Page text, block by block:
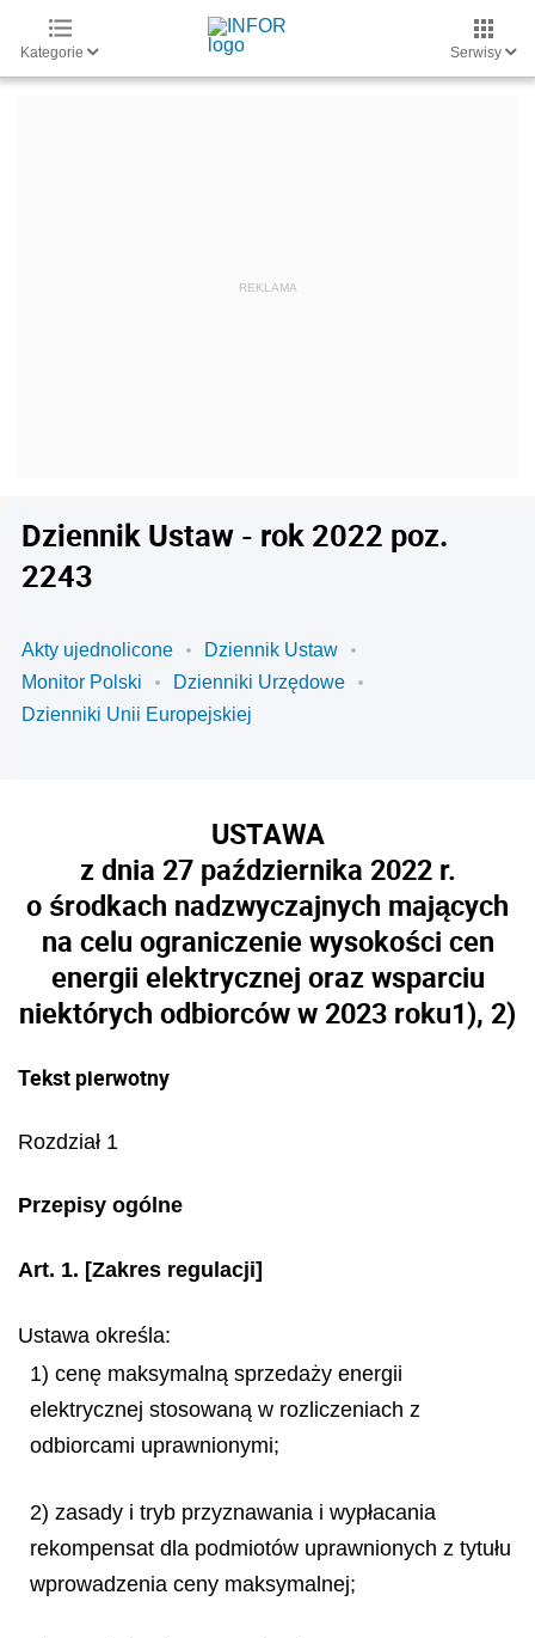
Kategorie Serwisy
Dziennik Ustaw - rok 2022 poz.
2243
Akty ujednolicone
Dziennik Ustaw
Monitor Polski
Dzienniki Urzędowe
Dzienniki Unii Europejskiej
USTAWA
z dnia 27 października 2022 r.
o środkach nadzwyczajnych mających
na celu ograniczenie wysokości cen
energii elektrycznej oraz wsparciu
niektórych odbiorców w 2023 roku1), 2)
Tekst pierwotny
Rozdział 1
Przepisy ogólne
Art. 1. [Zakres regulacji]
Ustawa określa:
1) cenę maksymalną sprzedaży energii
elektrycznej stosowaną w rozliczeniach z
odbiorcami uprawnionymi;
2) zasady i tryb przyznawania i wypłacania
rekompensat dla podmiotów uprawnionych z tytułu
wprowadzenia ceny maksymalnej;